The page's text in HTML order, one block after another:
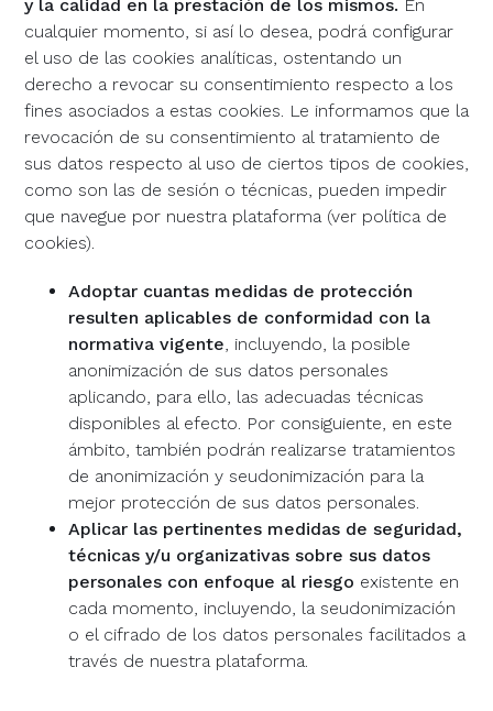
y la calidad en la prestación de los mismos. En
cualquier momento, si así lo desea, podrá configurar
el uso de las cookies analíticas, ostentando un
derecho a revocar su consentimiento respecto a los
fines asociados a estas cookies. Le informamos que la
revocación de su consentimiento al tratamiento de
sus datos respecto al uso de ciertos tipos de cookies,
como son las de sesión o técnicas, pueden impedir
que navegue por nuestra plataforma (ver política de
cookies).
Adoptar cuantas medidas de protección
resulten aplicables de conformidad con la
normativa vigente, incluyendo, la posible
anonimización de sus datos personales
aplicando, para ello, las adecuadas técnicas
disponibles al efecto. Por consiguiente, en este
ámbito, también podrán realizarse tratamientos
de anonimización y seudonimización para la
mejor protección de sus datos personales.
Aplicar las pertinentes medidas de seguridad,
técnicas y/u organizativas sobre sus datos
personales con enfoque al riesgo existente en
cada momento, incluyendo, la seudonimización
o el cifrado de los datos personales facilitados a
través de nuestra plataforma.